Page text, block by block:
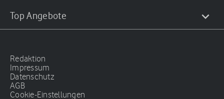
Top Angebote
Redaktion
Impressum
Datenschutz
AGB
Cookie-Einstellungen